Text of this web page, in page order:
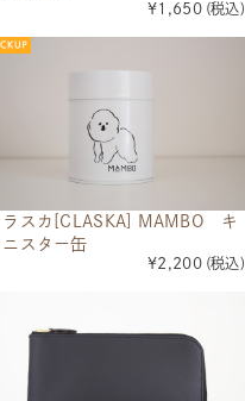
¥1,650 (税込)
ラスカ[CLASKA] MAMBO キ
ニスター缶
¥2,200 (税込)